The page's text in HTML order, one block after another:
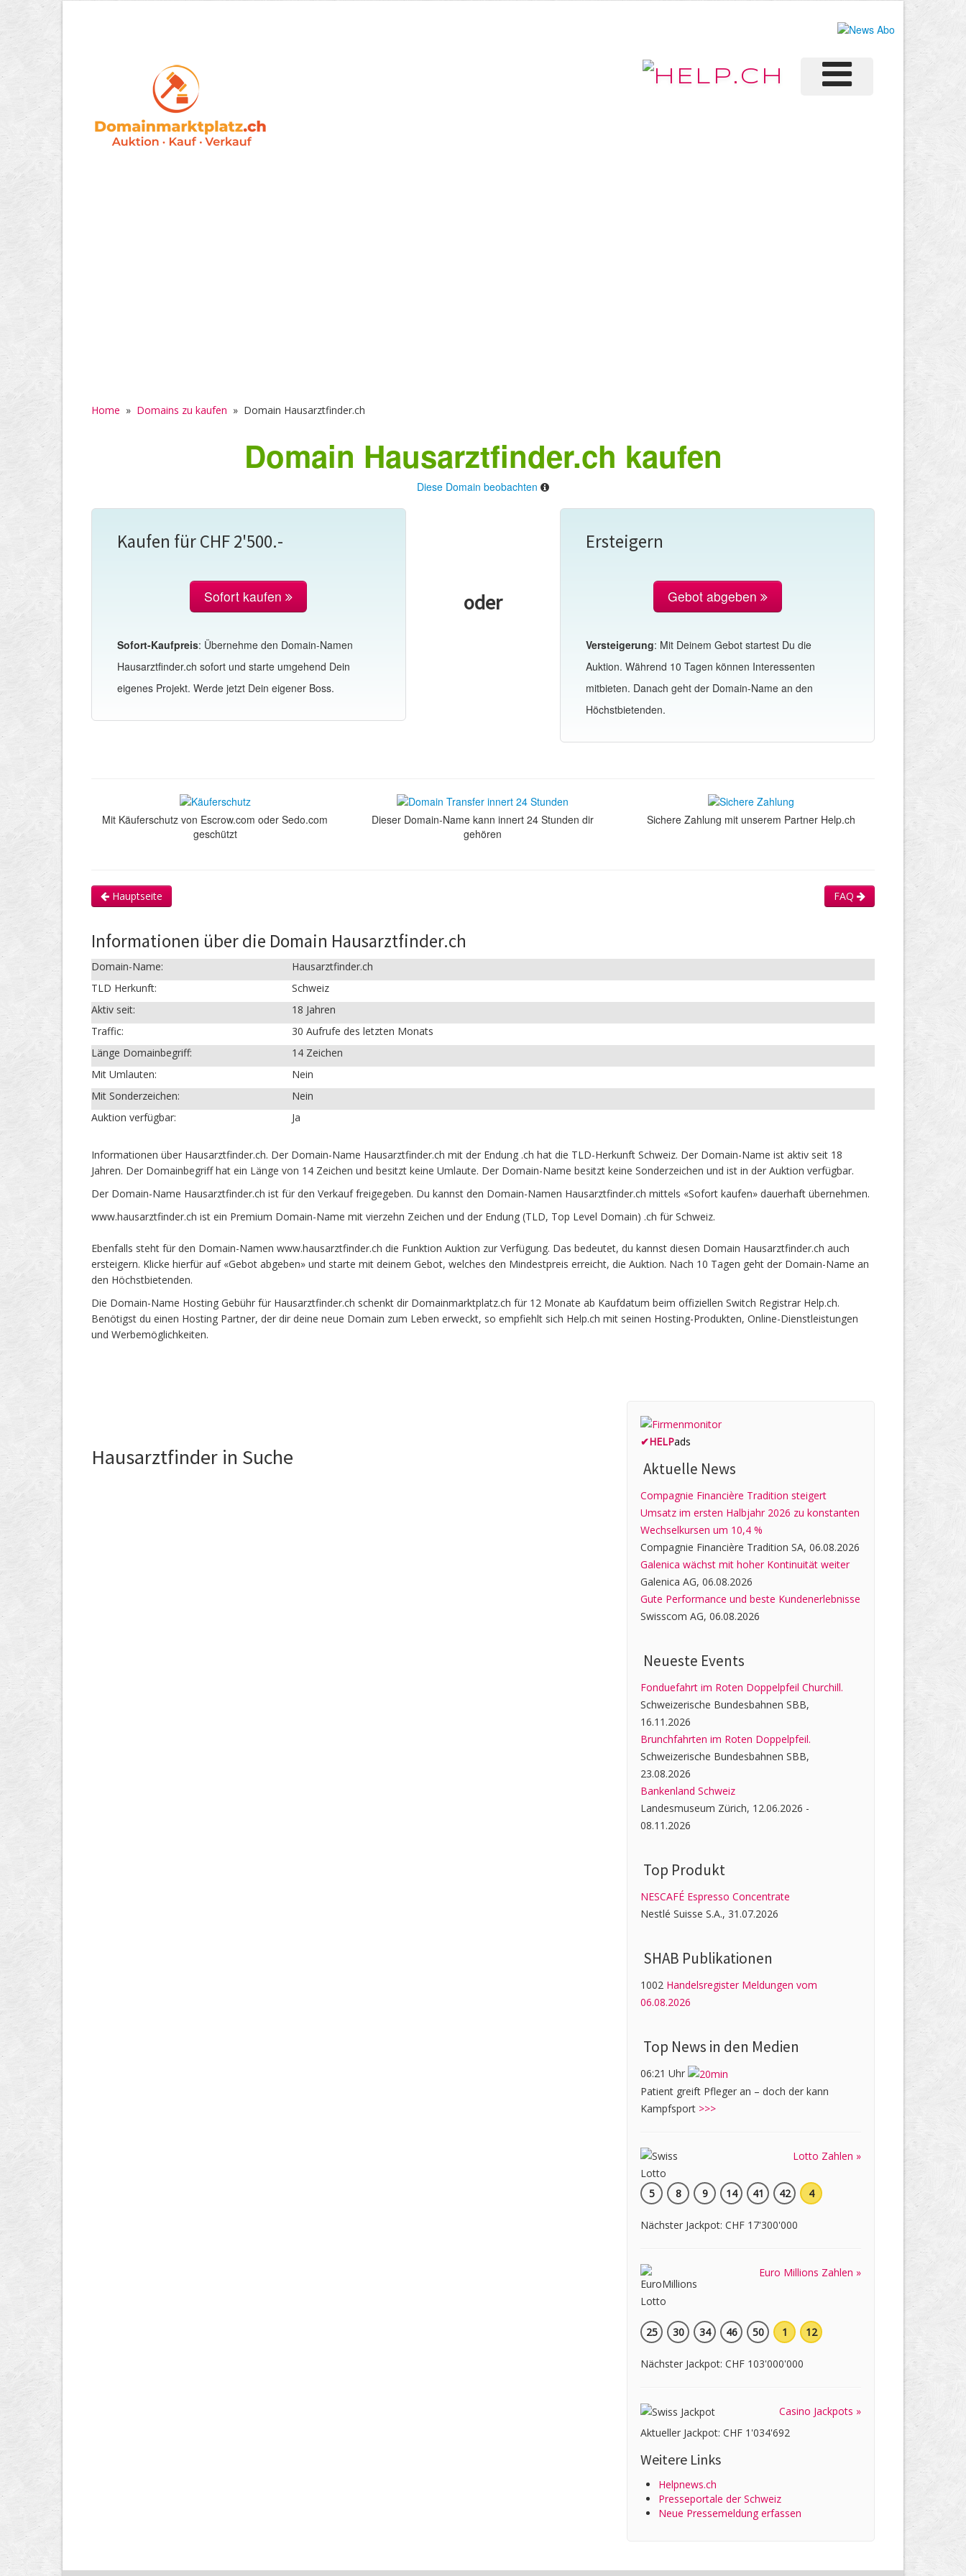
Home » Domains zu kaufen » Domain Hausarztfinder.ch
Domain Hausarztfinder.ch kaufen
Diese Domain beobachten
Kaufen für CHF 2'500.-
Sofort kaufen
Sofort-Kaufpreis: Übernehme den Domain-Namen
Hausarztfinder.ch sofort und starte umgehend Dein
eigenes Projekt. Werde jetzt Dein eigener Boss.
oder
Ersteigern
Gebot abgeben
Versteigerung: Mit Deinem Gebot startest Du die
Auktion. Während 10 Tagen können Interessenten
mitbieten. Danach geht der Domain-Name an den
Höchstbietenden.
Mit Käuferschutz von Escrow.com oder Sedo.com
geschützt
Dieser Domain-Name kann innert 24 Stunden dir
gehören
Sichere Zahlung mit unserem Partner Help.ch
Hauptseite FAQ
Informationen über die Domain Hausarztfinder.ch
Domain-Name:
Hausarztfinder.ch
TLD Herkunft:
Schweiz
Aktiv seit:
18 Jahren
Traffic:
30 Aufrufe des letzten Monats
Länge Domainbegriff:
14 Zeichen
Mit Umlauten:
Nein
Mit Sonderzeichen:
Nein
Auktion verfügbar:
Ja
Informationen über Hausarztfinder.ch. Der Domain-Name Hausarztfinder.ch mit der Endung .ch hat die TLD-Herkunft Schweiz. Der Domain-Name ist aktiv seit 18
Jahren. Der Domainbegriff hat ein Länge von 14 Zeichen und besitzt keine Umlaute. Der Domain-Name besitzt keine Sonderzeichen und ist in der Auktion verfügbar.
Der Domain-Name Hausarztfinder.ch ist für den Verkauf freigegeben. Du kannst den Domain-Namen Hausarztfinder.ch mittels «Sofort kaufen» dauerhaft übernehmen.
www.hausarztfinder.ch ist ein Premium Domain-Name mit vierzehn Zeichen und der Endung (TLD, Top Level Domain) .ch für Schweiz.
Ebenfalls steht für den Domain-Namen www.hausarztfinder.ch die Funktion Auktion zur Verfügung. Das bedeutet, du kannst diesen Domain Hausarztfinder.ch auch
ersteigern. Klicke hierfür auf «Gebot abgeben» und starte mit deinem Gebot, welches den Mindestpreis erreicht, die Auktion. Nach 10 Tagen geht der Domain-Name an
den Höchstbietenden.
Die Domain-Name Hosting Gebühr für Hausarztfinder.ch schenkt dir Domainmarktplatz.ch für 12 Monate ab Kaufdatum beim offiziellen Switch Registrar Help.ch.
Benötigst du einen Hosting Partner, der dir deine neue Domain zum Leben erweckt, so empfiehlt sich Help.ch mit seinen Hosting-Produkten, Online-Dienstleistungen
und Werbemöglichkeiten.
Hausarztfinder in Suche
✔HELPads
Aktuelle News
Compagnie Financière Tradition steigert
Umsatz im ersten Halbjahr 2026 zu konstanten
Wechselkursen um 10,4 %
Compagnie Financière Tradition SA, 06.08.2026
Galenica wächst mit hoher Kontinuität weiter
Galenica AG, 06.08.2026
Gute Performance und beste Kundenerlebnisse
Swisscom AG, 06.08.2026
Neueste Events
Fonduefahrt im Roten Doppelpfeil Churchill.
Schweizerische Bundesbahnen SBB,
16.11.2026
Brunchfahrten im Roten Doppelpfeil.
Schweizerische Bundesbahnen SBB,
23.08.2026
Bankenland Schweiz
Landesmuseum Zürich, 12.06.2026 -
08.11.2026
Top Produkt
NESCAFÉ Espresso Concentrate
Nestlé Suisse S.A., 31.07.2026
SHAB Publi­kati­onen
1002 Handelsregister Meldungen vom
06.08.2026
Top News in den Medien
06:21 Uhr
Patient greift Pfleger an – doch der kann
Kampfsport >>>
Lotto Zahlen »
5 8 9 14 41 42 4
Nächster Jackpot: CHF 17'300'000
Euro Millions Zahlen »
25 30 34 46 50 1 12
Nächster Jackpot: CHF 103'000'000
Casino Jackpots »
Aktueller Jackpot: CHF 1'034'692
Weitere Links
Helpnews.ch
Presseportale der Schweiz
Neue Pressemeldung erfassen